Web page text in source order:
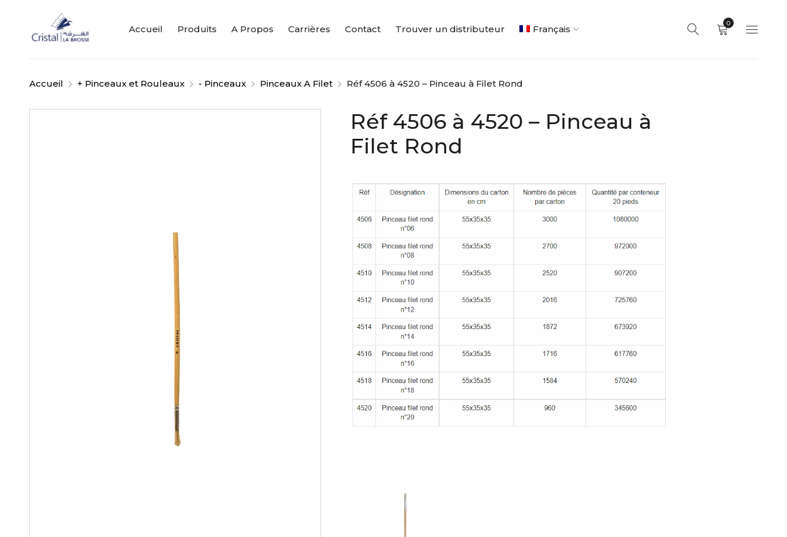
Accueil Produits A Propos Carrières Contact Trouver un distributeur Français
0
Accueil + Pinceaux et Rouleaux - Pinceaux Pinceaux A Filet Réf 4506 à 4520 – Pinceau à Filet Rond
Réf 4506 à 4520 – Pinceau à
Filet Rond